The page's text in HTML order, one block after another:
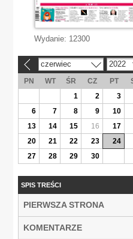
Wydanie: 12300
czerwiec 2022
PN WT ŚR CZ PT
1
2 3
6
7 8 9 10
13
14 15 16 17
20
21 22 23 24
27
28 29 30
SPIS TREŚCI
PIERWSZA STRONA
KOMENTARZE